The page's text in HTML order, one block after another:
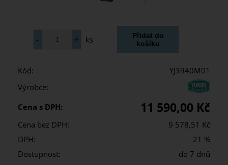
ks
Kód:
YJ3940M01
Výrobce:
Cena s DPH:
11 590,00 Kč
Cena bez DPH:
9 578,51 Kč
DPH:
21 %
Dostupnost:
do 7 dnů